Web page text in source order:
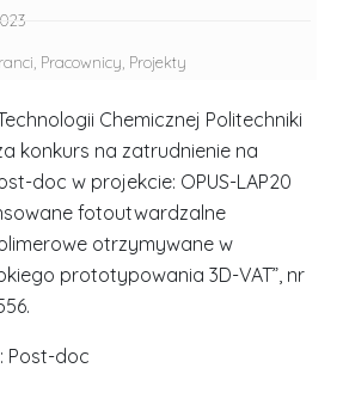
, Pracownicy, Projekty
Chemicznej Politechniki
konkurs na zatrudnienie na
doc w projekcie: OPUS-LAP20
fotoutwardzalne
otrzymywane w
prototypowania 3D-VAT”, nr
Post-doc